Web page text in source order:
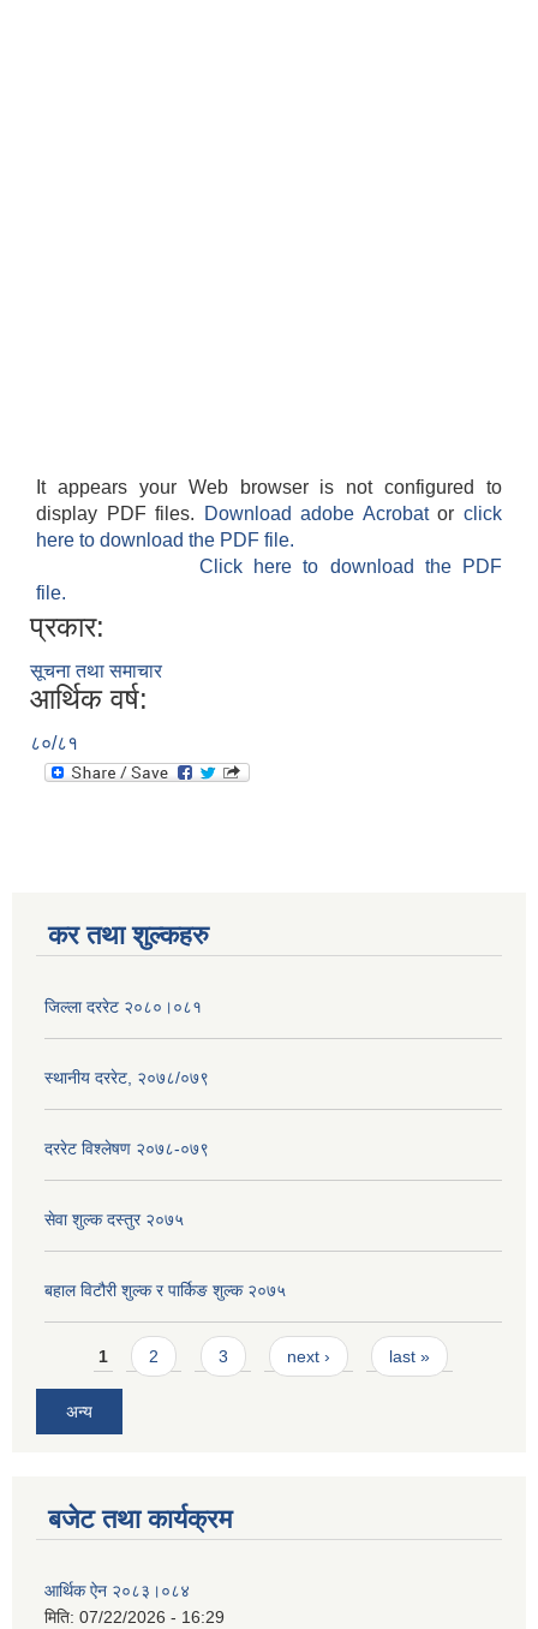
It appears your Web browser is not configured to
display PDF files.
Download adobe Acrobatorclick
here to download the PDF file.
Click here to download the PDF
file.
प्रकार:
सूचना तथा समाचार
आर्थिक वर्ष:
८०/८१
कर तथा शुल्कहरु
जिल्ला दररेट २०८०।०८१
स्थानीय दररेट, २०७८/०७९
दररेट विश्लेषण २०७८-०७९
सेवा शुल्क दस्तुर २०७५
बहाल विटौरी शुल्क र पार्किङ शुल्क २०७५
Pages
1 2 3 next › last »
अन्य
बजेट तथा कार्यक्रम
आर्थिक ऐन २०८३।०८४
मिति: 07/22/2026 - 16:29